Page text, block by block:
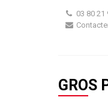
03 80 21
GROS